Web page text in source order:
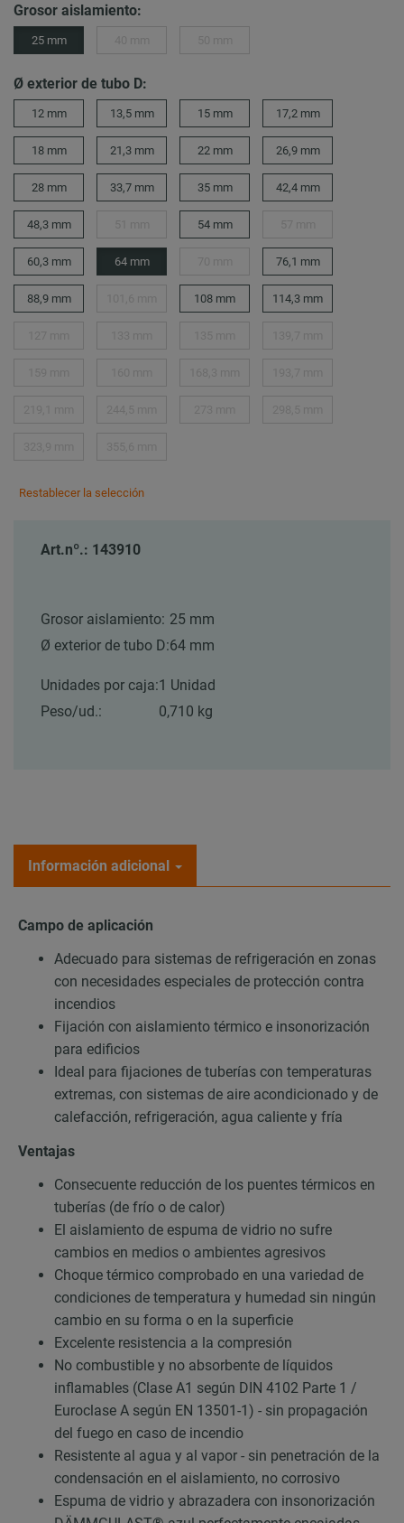
Grosor aislamiento:
25 mm
Ø exterior de tubo D:
12 mm 13,5 mm 15 mm 17,2 mm
18 mm 21,3 mm 22 mm 26,9 mm
28 mm 33,7 mm 35 mm 42,4 mm
48,3 mm 54 mm
60,3 mm 64 mm 76,1 mm
88,9 mm 108 mm 114,3 mm
Restablecer la selección
Art.nº.: 143910
Grosor aislamiento: 25 mm
Ø exterior de tubo D:64 mm
Unidades por caja:1 Unidad
Peso/ud.:
0,710 kg
Información adicional
Campo de aplicación
Adecuado para sistemas de refrigeración en zonas
con necesidades especiales de protección contra
incendios
Fijación con aislamiento térmico e insonorización
para edificios
Ideal para fijaciones de tuberías con temperaturas
extremas, con sistemas de aire acondicionado y de
calefacción, refrigeración, agua caliente y fría
Ventajas
Consecuente reducción de los puentes térmicos en
tuberías (de frío o de calor)
El aislamiento de espuma de vidrio no sufre
cambios en medios o ambientes agresivos
Choque térmico comprobado en una variedad de
condiciones de temperatura y humedad sin ningún
cambio en su forma o en la superficie
Excelente resistencia a la compresión
No combustible y no absorbente de líquidos
inflamables (Clase A1 según DIN 4102 Parte 1 /
Euroclase A según EN 13501-1) - sin propagación
del fuego en caso de incendio
Resistente al agua y al vapor - sin penetración de la
condensación en el aislamiento, no corrosivo
Espuma de vidrio y abrazadera con insonorización